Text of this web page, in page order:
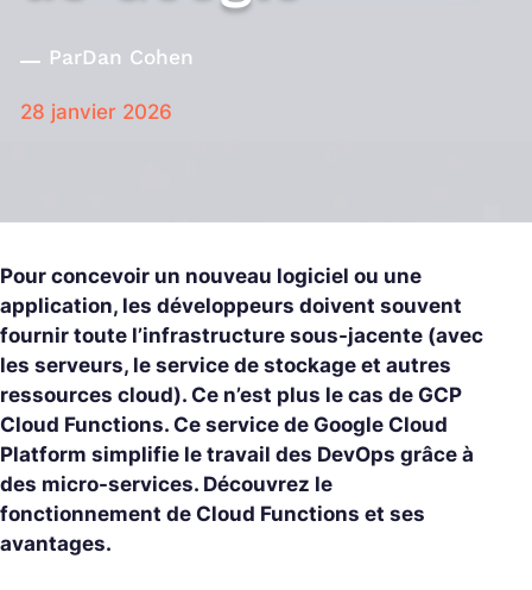
ParDan Cohen
28 janvier 2026
Pour concevoir un nouveau logiciel ou une
application, les développeurs doivent souvent
fournir toute l’infrastructure sous-jacente (avec
les serveurs, le service de stockage et autres
ressources cloud). Ce n’est plus le cas de GCP
Cloud Functions. Ce service de Google Cloud
Platform simplifie le travail des DevOps grâce à
des micro-services. Découvrez le
fonctionnement de Cloud Functions et ses
avantages.